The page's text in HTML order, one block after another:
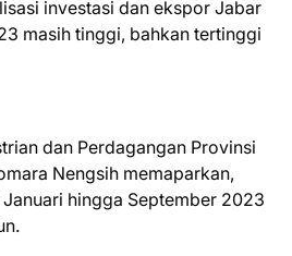
investasi dan ekspor Jabar
masih tinggi, bahkan tertinggi
dan Perdagangan Provinsi
Nengsih memaparkan,
hingga September 2023